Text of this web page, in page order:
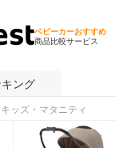
ベビーカーおすすめ
商品比較サービス
ング
ッズ・マタニティ